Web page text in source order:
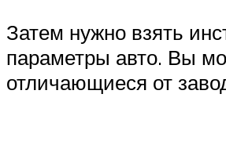
Затем нужно взять
параметры авто. Вы
отличающиеся от